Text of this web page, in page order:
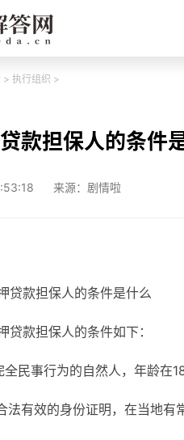
> 执行组织 >
款担保人的条件
来源：剧情啦
贷款担保人的条件是什么
贷款担保人的条件如下：
全民事行为的自然人，年龄在
法有效的身份证明，在当地有